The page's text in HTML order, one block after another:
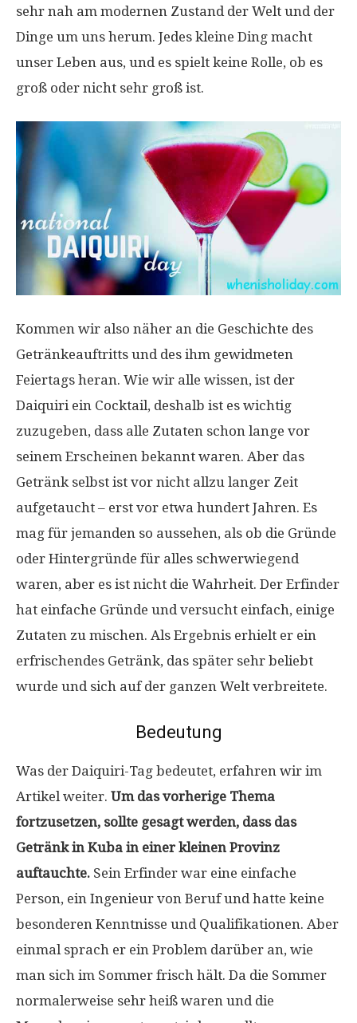
sehr nah am modernen Zustand der Welt und der
Dinge um uns herum. Jedes kleine Ding macht
unser Leben aus, und es spielt keine Rolle, ob es
groß oder nicht sehr groß ist.
Kommen wir also näher an die Geschichte des
Getränkeauftritts und des ihm gewidmeten
Feiertags heran. Wie wir alle wissen, ist der
Daiquiri ein Cocktail, deshalb ist es wichtig
zuzugeben, dass alle Zutaten schon lange vor
seinem Erscheinen bekannt waren. Aber das
Getränk selbst ist vor nicht allzu langer Zeit
aufgetaucht – erst vor etwa hundert Jahren. Es
mag für jemanden so aussehen, als ob die Gründe
oder Hintergründe für alles schwerwiegend
waren, aber es ist nicht die Wahrheit. Der Erfinder
hat einfache Gründe und versucht einfach, einige
Zutaten zu mischen. Als Ergebnis erhielt er ein
erfrischendes Getränk, das später sehr beliebt
wurde und sich auf der ganzen Welt verbreitete.
Bedeutung
Was der Daiquiri-Tag bedeutet, erfahren wir im
Artikel weiter. Um das vorherige Thema
fortzusetzen, sollte gesagt werden, dass das
Getränk in Kuba in einer kleinen Provinz
auftauchte. Sein Erfinder war eine einfache
Person, ein Ingenieur von Beruf und hatte keine
besonderen Kenntnisse und Qualifikationen. Aber
einmal sprach er ein Problem darüber an, wie
man sich im Sommer frisch hält. Da die Sommer
normalerweise sehr heiß waren und die